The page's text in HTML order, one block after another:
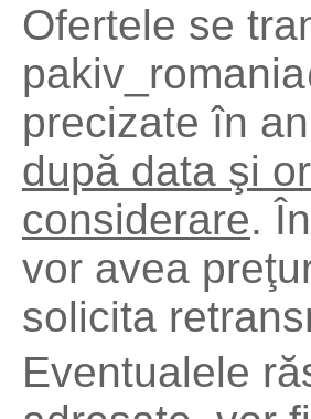
Ofertele se
precizate în
după data şi
considerare.
vor avea
solicita
Eventualele